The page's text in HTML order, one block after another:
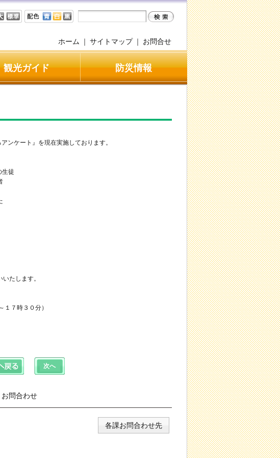
ホーム ｜ サイトマップ ｜ お問合せ
観光ガイド 防災情報
ンケート』を現在実施しております。
徒
たします。
時３０分）
お問合わせ
各課お問合わせ先